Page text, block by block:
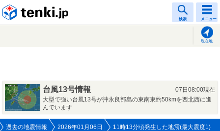
検索 メニュー
現在地
台風13号情報
07日08:00現在
大型で強い台風13号が沖永良部島の東南東約50kmを西北西に進
んでいます
過去の地震情報 2026年01月06日 11時13分頃発生した地震(最大震度1)